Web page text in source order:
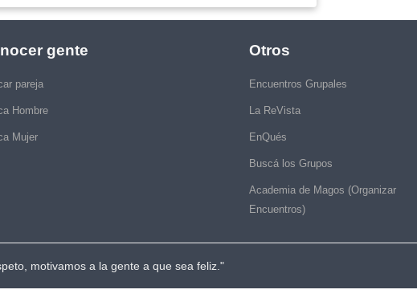
gente
pareja
Hombre
Mujer
Otros
Encuentros Grupales
La ReVista
EnQués
Buscá los Grupos
Academia de Magos (Organizar
Encuentros)
motivamos a la gente a que sea feliz."